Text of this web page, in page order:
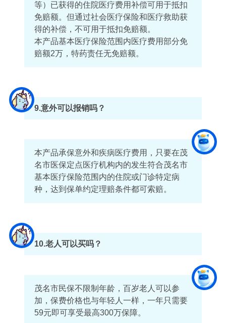
等）已获得的住院医疗费用补偿可用于抵扣
免赔额。但通过社会医疗保险和医疗救助获
得的补偿，不可用于抵扣免赔额。
本产品基本医疗保险范围内医疗费用部分免
赔额2万，特药责任无免赔额。
9.意外可以报销吗？
本产品承保意外和疾病医疗费用，只要在茂
名市医保定点医疗机构内的发生符合茂名市
基本医疗保险范围内的住院或门诊特定病
种，达到保单约定理赔条件都可索赔。
10.老人可以买吗？
茂名市民保不限制年龄，百岁老人可以参
加，保费价格也与年轻人一样，一年只需要
59元即可享受最高300万保障。